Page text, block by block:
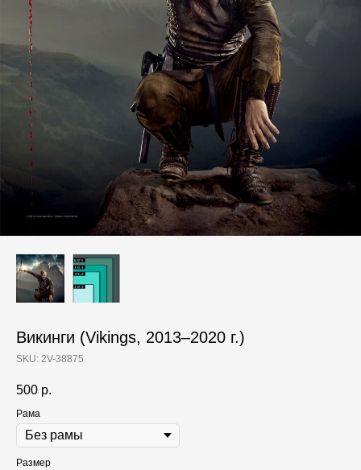
Викинги (Vikings, 2013–2020 г.)
SKU: 2V-38875
500 р.
Рама
Размер